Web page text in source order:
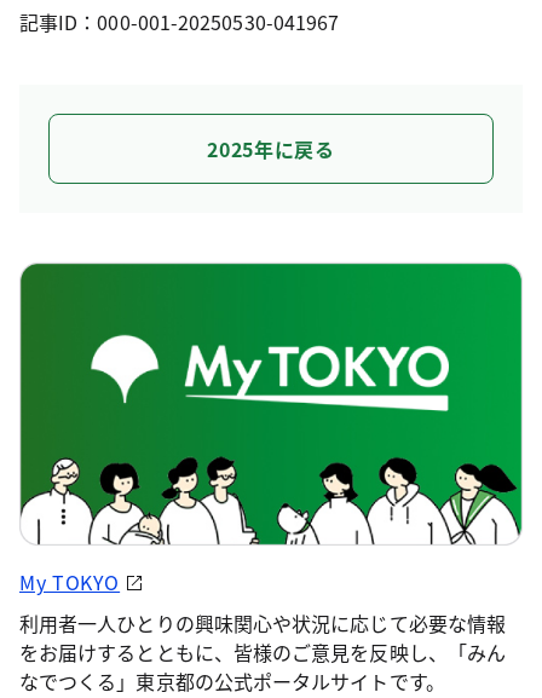
記事ID：000-001-20250530-041967
2025年に戻る
My TOKYO
利用者一人ひとりの興味関心や状況に応じて必要な情報
をお届けするとともに、皆様のご意見を反映し、「みん
なでつくる」東京都の公式ポータルサイトです。